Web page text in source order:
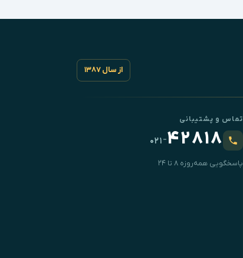
از سال ۱۳۸۷
تماس و پشتیبانی
۴۲۸۱۸-۰۲۱
پاسخگویی همه‌روزه ۸ تا ۲۴